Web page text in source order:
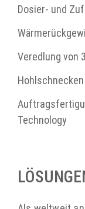
Dosier- und
Veredlung von
Hohlschnecken
Technology